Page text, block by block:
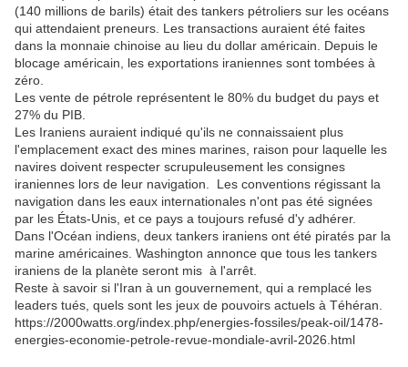
(140 millions de barils) était des tankers pétroliers sur les océans
qui attendaient preneurs. Les transactions auraient été faites
dans la monnaie chinoise au lieu du dollar américain. Depuis le
blocage américain, les exportations iraniennes sont tombées à
zéro.
Les vente de pétrole représentent le 80% du budget du pays et
27% du PIB.
Les Iraniens auraient indiqué qu'ils ne connaissaient plus
l'emplacement exact des mines marines, raison pour laquelle les
navires doivent respecter scrupuleusement les consignes
iraniennes lors de leur navigation. Les conventions régissant la
navigation dans les eaux internationales n'ont pas été signées
par les États-Unis, et ce pays a toujours refusé d'y adhérer.
Dans l'Océan indiens, deux tankers iraniens ont été piratés par la
marine américaines. Washington annonce que tous les tankers
iraniens de la planète seront mis à l'arrêt.
Reste à savoir si l'Iran à un gouvernement, qui a remplacé les
leaders tués, quels sont les jeux de pouvoirs actuels à Téhéran.
https://2000watts.org/index.php/energies-fossiles/peak-oil/1478-
energies-economie-petrole-revue-mondiale-avril-2026.html